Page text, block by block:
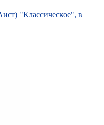
"Классическое", в